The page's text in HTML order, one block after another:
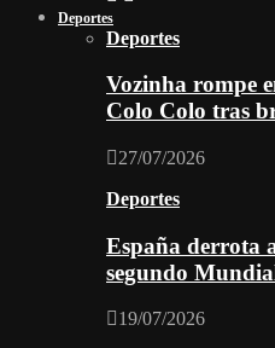
Deportes
Deportes
Vozinha rompe
Colo Colo tras
27/07/2026
Deportes
España derrota
segundo
19/07/2026